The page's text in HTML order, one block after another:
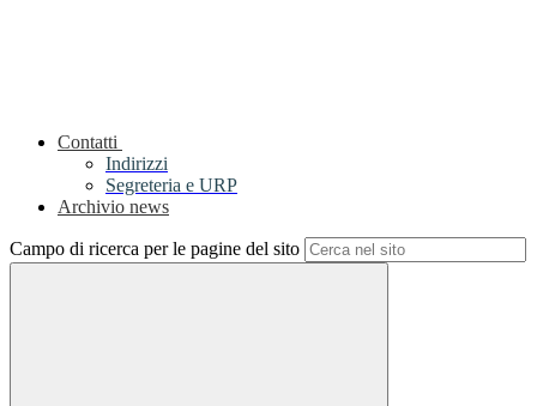
Contatti
Indirizzi
Segreteria e URP
Archivio news
Campo di ricerca per le pagine del sito